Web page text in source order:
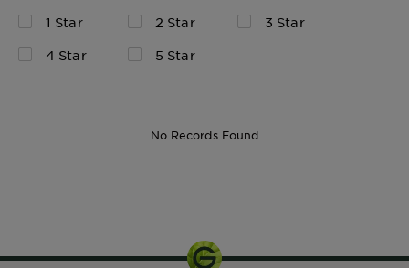
1 Star 2 Star
3 Star
4 Star
5 Star
No Records Found